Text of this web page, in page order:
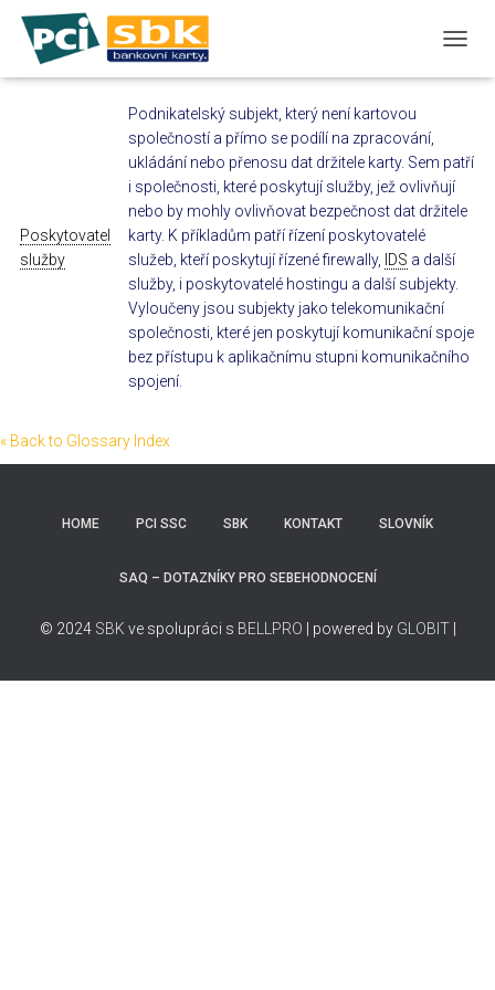
O
E
N
A
A
I
Poskytovatel
služby
Podnikatelský subjekt, který není kartovou
společností a přímo se podílí na zpracování,
ukládání nebo přenosu dat držitele karty. Sem patří
i společnosti, které poskytují služby, jež ovlivňují
nebo by mohly ovlivňovat bezpečnost dat držitele
karty. K příkladům patří řízení poskytovatelé
služeb, kteří poskytují řízené firewally, IDS a další
služby, i poskytovatelé hostingu a další subjekty.
Vyloučeny jsou subjekty jako telekomunikační
společnosti, které jen poskytují komunikační spoje
bez přístupu k aplikačnímu stupni komunikačního
spojení.
« Back to Glossary Index
HOME PCI SSC SBK KONTAKT SLOVNÍK
SAQ – DOTAZNÍKY PRO SEBEHODNOCENÍ
© 2024 SBK ve spolupráci s BELLPRO | powered by GLOBIT